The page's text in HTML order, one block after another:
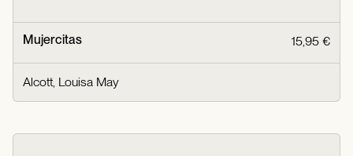
Mujercitas 15,95 €
Alcott, Louisa May